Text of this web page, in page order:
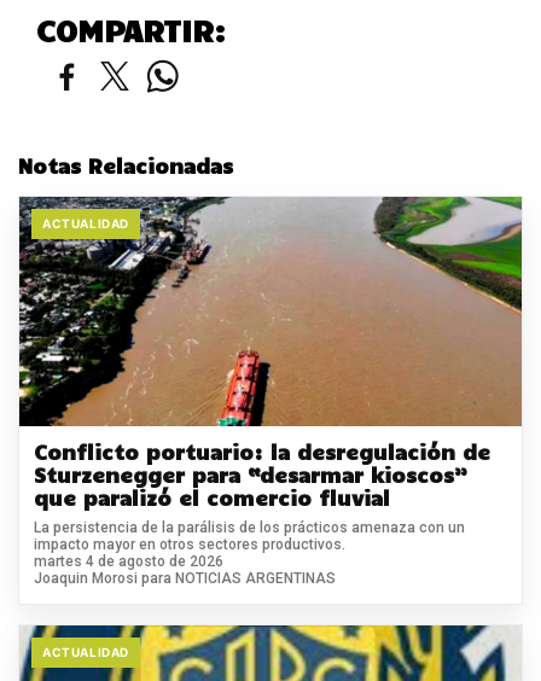
COMPARTIR:
Notas Relacionadas
ACTUALIDAD
Conflicto portuario: la desregulación de
Sturzenegger para “desarmar kioscos”
que paralizó el comercio fluvial
La persistencia de la parálisis de los prácticos amenaza con un
impacto mayor en otros sectores productivos.
martes 4 de agosto de 2026
Joaquin Morosi para NOTICIAS ARGENTINAS
ACTUALIDAD